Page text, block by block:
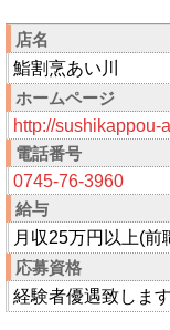
店名
鮨割烹あい川
ホームページ
http://sushikappou-
電話番号
0745-76-3960
給与
月収25万円以上(前
応募資格
経験者優遇致します